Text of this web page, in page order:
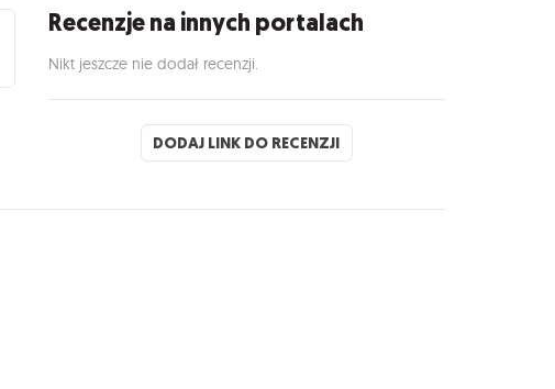
Recenzje na innych portalach
Nikt jeszcze nie dodał recenzji.
DODAJ LINK DO RECENZJI